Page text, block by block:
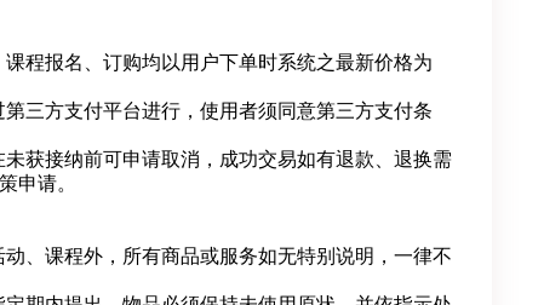
课程报名、订购均以用户下单时系统之最新价格为
第三方支付平台进行，使用者须同意第三方支付条
未获接纳前可申请取消，成功交易如有退款、退换需
申请。
动、课程外，所有商品或服务如无特别说明，一律不